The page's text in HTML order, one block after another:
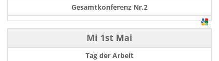
Gesamtkonferenz Nr.2
Mi 1st Mai
Tag der Arbeit